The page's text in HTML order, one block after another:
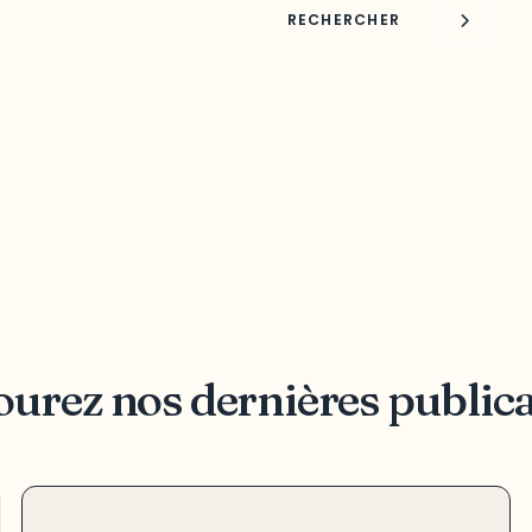
RECHERCHER
nos dernières